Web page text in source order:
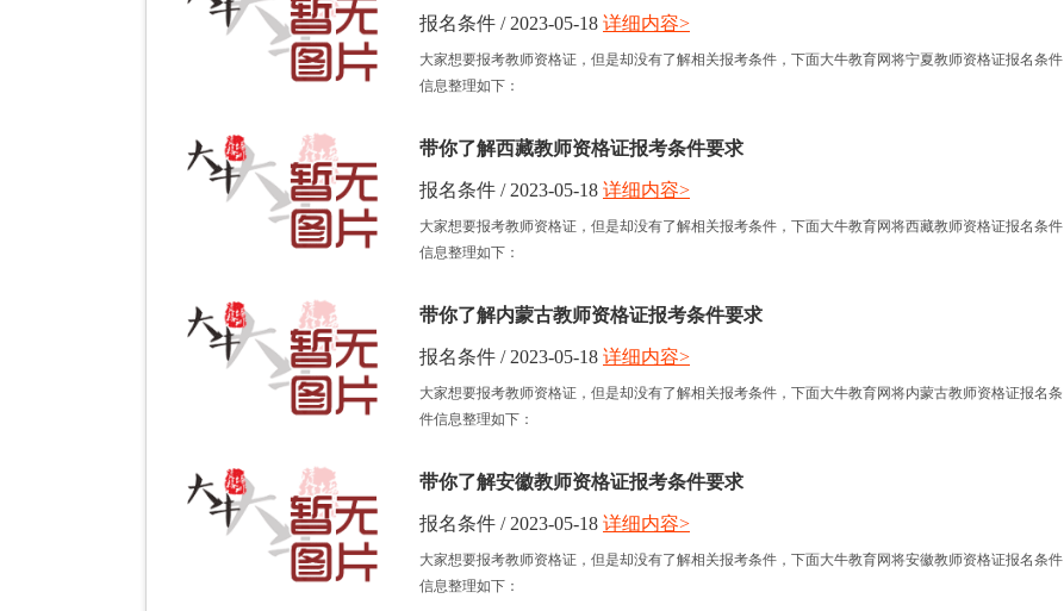
报名条件 / 2023-05-18
大家想要报考教师资格证，但是却没有了解相关报考条件，下面大牛教育网将宁夏教师资格证报名条件
信息整理如下：
详细内容>
带你了解西藏教师资格证报考条件要求
报名条件 / 2023-05-18
大家想要报考教师资格证，但是却没有了解相关报考条件，下面大牛教育网将西藏教师资格证报名条件
信息整理如下：
详细内容>
带你了解内蒙古教师资格证报考条件要求
报名条件 / 2023-05-18
大家想要报考教师资格证，但是却没有了解相关报考条件，下面大牛教育网将内蒙古教师资格证报名条
件信息整理如下：
详细内容>
带你了解安徽教师资格证报考条件要求
报名条件 / 2023-05-18
大家想要报考教师资格证，但是却没有了解相关报考条件，下面大牛教育网将安徽教师资格证报名条件
信息整理如下：
详细内容>